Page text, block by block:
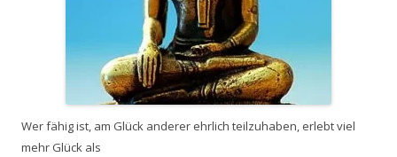
Wer fähig ist, am Glück anderer ehrlich teilzuhaben, erlebt viel
mehr Glück als